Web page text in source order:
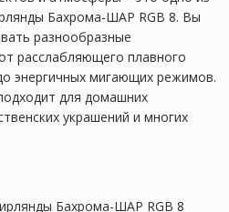
Бахрома-ШАР RGB 8. Вы
разнообразные
расслабляющего плавного
энергичных мигающих режимов.
для домашних
украшений и многих
Бахрома-ШАР RGB 8